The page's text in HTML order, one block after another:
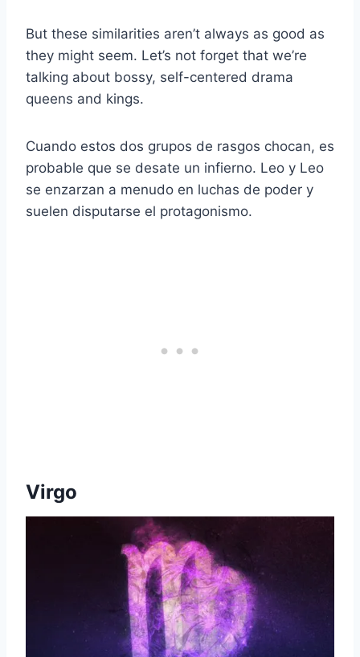
But these similarities aren’t always as good as
they might seem. Let’s not forget that we’re
talking about bossy, self-centered drama
queens and kings.
Cuando estos dos grupos de rasgos chocan, es
probable que se desate un infierno. Leo y Leo
se enzarzan a menudo en luchas de poder y
suelen disputarse el protagonismo.
Virgo